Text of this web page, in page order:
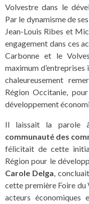
Volvestre dans le
Par le dynamisme de
Jean-Louis Ribes et
engagement dans ces
Carbonne et le
maximum
chaleureusement
Région Occitanie,
développement
Il laissait la parole
communauté des
félicitait de cette
Région pour le
Carole Delga,
cette première Foire du
acteurs économiques